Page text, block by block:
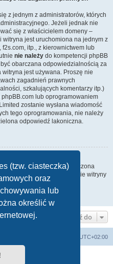
(tzw. ciasteczka)
oraz
lub
określić w
z jednym z administratorów, których
Jeżeli jednak nie
się z właścicielem domeny –
witryna jest uruchomiona na jednym z
f2s.com, itp., z kierownictwem lub
nie należy do kompetencji phpBB
obarczana odpowiedzialnością za
jest używana. Proszę nie
zagadnień prawnych
szkalujących komentarzy itp.)
phpBB.com lub oprogramowaniem
zostanie wysłana wiadomość
tego oprogramowania, nie należy
odpowiedź lakoniczna.
– jeśli funkcja ta jest włączona
„Kontakt z nami”. Członkowie witryny
Przejdź do
UTC+02:00
Software © phpBB Limited